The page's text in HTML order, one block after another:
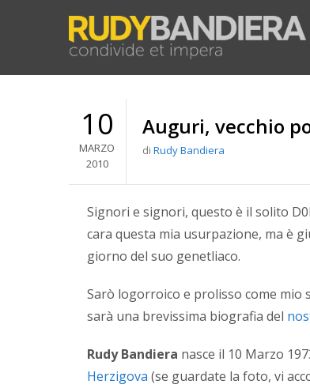
10
MARZO
2010
Auguri, vecchio
di Rudy Bandiera
Signori e signori, questo è il solito
cara questa mia usurpazione, ma è
giorno del suo genetliaco.
Sarò logorroico e prolisso come mio
sarà una brevissima biografiadel
Rudy Bandiera nasce il 10 Marzo
Herzigova (se guardate la foto, vi